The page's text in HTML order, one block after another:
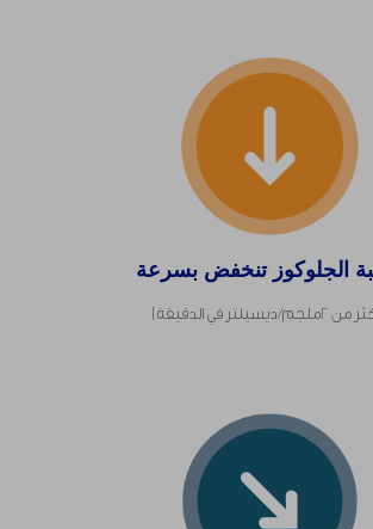
الجلوكوز تنخفض بسرعة
في الدقيقة)